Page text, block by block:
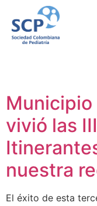
Municipio
vivió las
nuestra
El éxito de esta